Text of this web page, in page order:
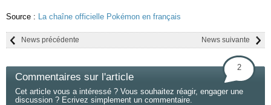
Source : La chaîne officielle Pokémon en français
News suivante
News précédente
Commentaires sur l'article
2
Cet article vous a intéressé ? Vous souhaitez réagir, engager une
discussion ? Ecrivez simplement un commentaire.